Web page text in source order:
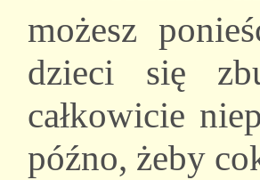
możesz
dzieci się
całkowicie
późno, żeby